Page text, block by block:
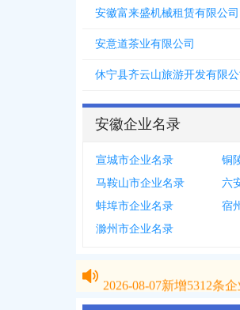
安徽富来盛机械租赁有限公司
安意道茶业有限公司
休宁县齐云山旅游开发有限公
安徽企业名录
宣城市企业名录 铜
马鞍山市企业名录
六
蚌埠市企业名录
宿
滁州市企业名录
2026-08-07新增5312条